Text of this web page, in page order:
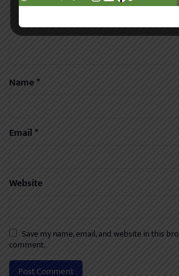
Name*
Email*
Website
Save my name, email, and website in this
comment.